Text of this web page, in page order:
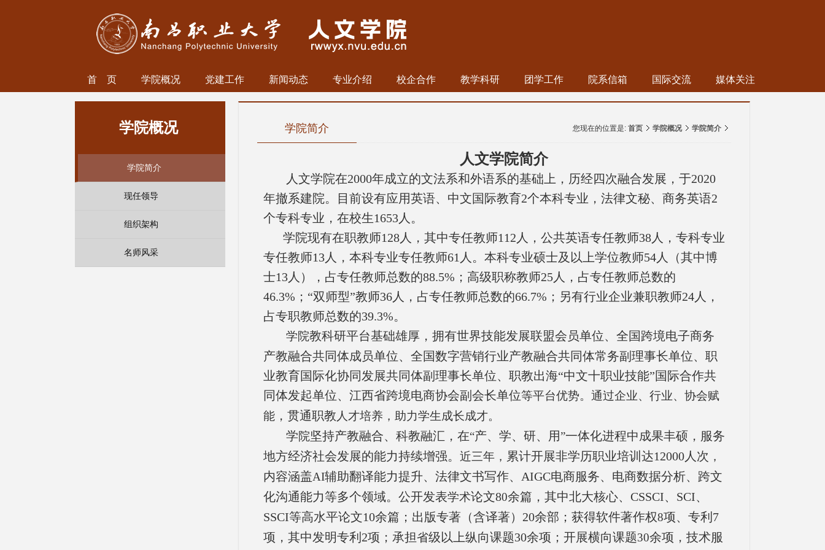
首 页 学院概况 党建工作 新闻动态 专业介绍 校企合作 教学科研 团学工作 院系信箱 国际交流 媒体关注
学院概况
学院简介
现任领导
组织架构
名师风采
学院简介 您现在的位置是: 首页 学院概况 学院简介
人文学院简介
人文学院在2000年成立的文法系和外语系的基础上，历经四次融合发展，于2020
年撤系建院。目前设有应用英语、中文国际教育2个本科专业，法律文秘、商务英语2
个专科专业，在校生1653人 。
学院现有在职教师128人，其中专任教师112人，公共英语专任教师38人，专科专业
专任教师13人，本科专业专任教师61人。本科专业硕士及以上学位教师54人（其中博
士13人），占专任教师总数的88.5%；高级职称教师25人，占专任教师总数的
46.3%；“双师型”教师36人，占专任教师总数的66.7%；另有行业企业兼职教师24人，
占专职教师总数的39.3%。
学院教科研平台基础雄厚，拥有世界技能发展联盟会员单位、全国跨境电子商务
产教融合共同体成员单位、全国数字营销行业产教融合共同体常务副理事长单位、职
业教育国际化协同发展共同体副理事长单位、职教出海“中文十职业技能”国际合作共
同体发起单位、江西省跨境电商协会副会长单位等平台优势。 通过企业、行业、协会赋
能 ，贯通职教 人才培养，助力学生成长成才。
学院坚持产教融合、科教融汇，在“产、学、研、用”一体化进程中成果丰硕，服务
地方经济社会发展的能力持续增强。 近三年， 累计开展非学历职业培训 达12000人次 ，
内容涵盖AI辅助翻译能力提升、法律文书写作、 AIGC电商服务、电商数据分析、跨文
化沟通能力等多个领域。公开发表学术论文80余篇，其中北大核心、 CSSCI、 SCI、
SSCI等高水平论文10余篇；出版专著（含译著） 20余部；获得软件著作权8项、专利 7
项 ，其中发明专利 2项 ；承担省级以上纵向课题30余项；开展横向课题30余项，技术服